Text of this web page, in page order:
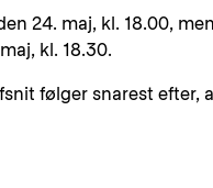
24. maj, kl. 18.00,
kl. 18.30.
følger snarest efter,